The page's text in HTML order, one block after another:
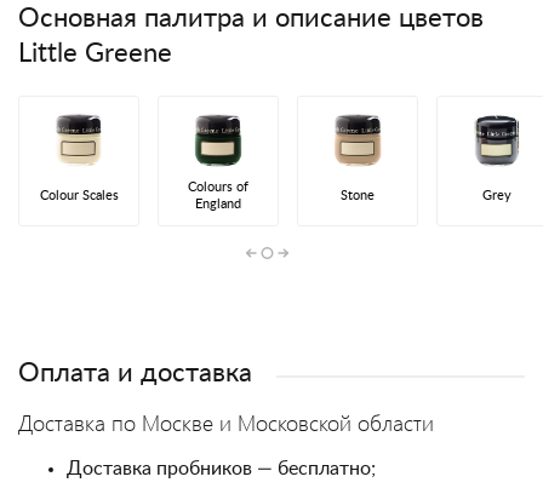
Основная палитра и описание цветов
Little Greene
Colour Scales
Colours of
England
Stone Grey
Оплата и доставка
Доставка по Москве и Московской области
Доставка пробников — бесплатно;